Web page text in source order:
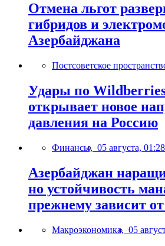
Отмена льгот
гибридов и
Азербайджана
Постсоветское
Удары по
открывает новое
давления на Россию
Финансы, 05 августа, 01:28
Азербайджан
но устойчивость
прежнему зависит
Макроэкономика, 05